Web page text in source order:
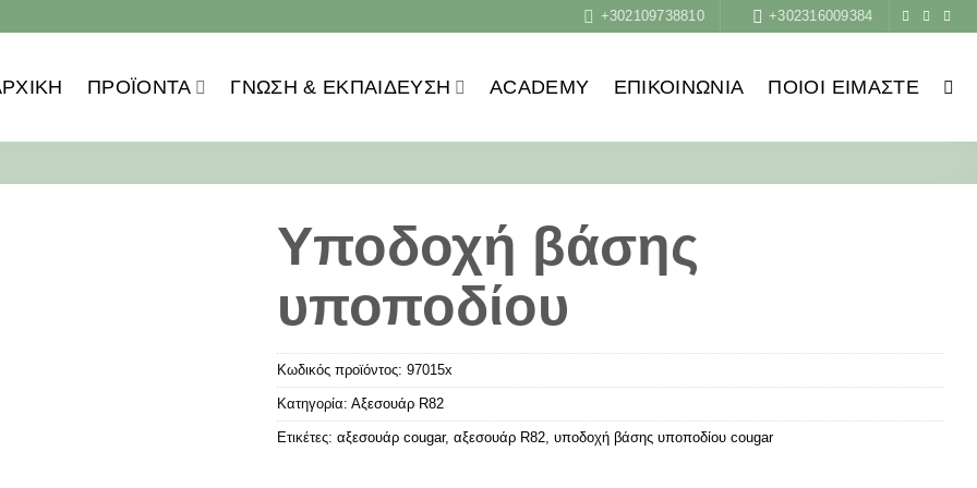
+302109738810 +302316009384
ΠΡΟΪOΝΤΑ ΓΝΏΣΗ & ΕΚΠΑΊΔΕΥΣΗ ACADEMY ΕΠΙΚΟΙΝΩΝΙΑ ΠΟΙΟΙ ΕΊΜΑΣΤΕ
Υποδοχή βάσης
υποποδίου
Κωδικός προϊόντος: 97015x
Κατηγορία: Αξεσουάρ R82
Ετικέτες: αξεσουάρ cougar, αξεσουάρ R82, υποδοχή βάσης υποποδίου cougar